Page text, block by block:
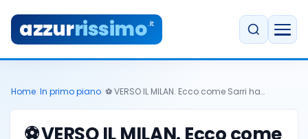
azzurrissimo.it
Home In primo piano ⚽ VERSO IL MILAN. Ecco come Sarri ha…